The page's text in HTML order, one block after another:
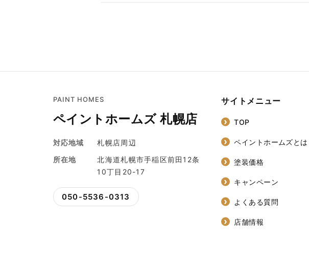
PAINT HOMES
ペイントホームズ 札幌店
対応地域
札幌店周辺
所在地
北海道札幌市手稲区前田12条
10丁目20-17
050-5536-0313
サイトメニュー
TOP
ペイントホームズとは
塗装価格
キャンペーン
よくある質問
店舗情報